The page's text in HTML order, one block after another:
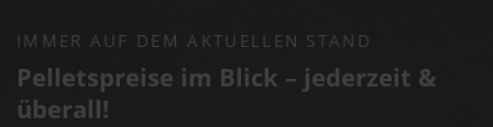
IMMER AUF DEM AKTUELLEN STAND
Pelletspreise im Blick – jederzeit &
überall!